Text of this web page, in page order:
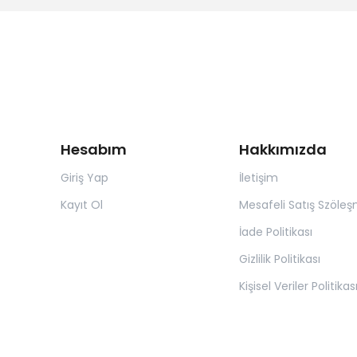
Hesabım
Giriş Yap
Kayıt Ol
Hakkımızda
İletişim
Mesafeli Satış
İade Politikası
Gizlilik Politikası
Kişisel Veriler Politikası